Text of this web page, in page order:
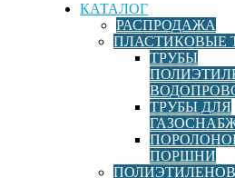
КАТАЛОГ
РАСПРОДАЖА
ПЛАСТИКОВЫЕ
ТРУБЫ
ТРУБЫ ДЛЯ
ПОРШНИ